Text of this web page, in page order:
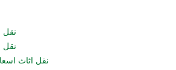
نقل
نقل
نقل اثاث